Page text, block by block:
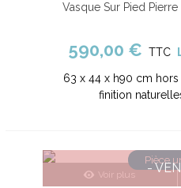
Vasque Sur Pied
590,00 € TTC
63 x 44 x h90 cm
finition
Pièce
-
Voir plus